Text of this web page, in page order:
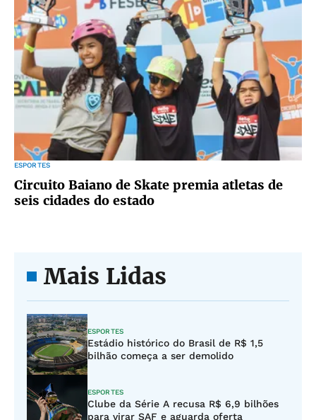
ESPORTES
Circuito Baiano de Skate premia atletas de
seis cidades do estado
Mais Lidas
ESPORTES
Estádio histórico do Brasil de R$ 1,5
bilhão começa a ser demolido
ESPORTES
Clube da Série A recusa R$ 6,9 bilhões
para virar SAF e aguarda oferta